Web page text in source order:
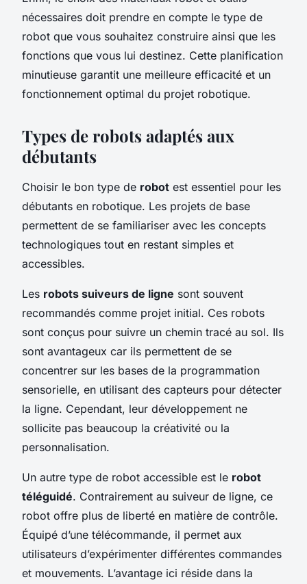
nécessaires doit prendre en compte le type de
robot que vous souhaitez construire ainsi que les
fonctions que vous lui destinez. Cette planification
minutieuse garantit une meilleure efficacité et un
fonctionnement optimal du projet robotique.
Types de robots adaptés aux
débutants
Choisir le bon type de robot est essentiel pour les
débutants en robotique. Les projets de base
permettent de se familiariser avec les concepts
technologiques tout en restant simples et
accessibles.
Les robots suiveurs de ligne sont souvent
recommandés comme projet initial. Ces robots
sont conçus pour suivre un chemin tracé au sol. Ils
sont avantageux car ils permettent de se
concentrer sur les bases de la programmation
sensorielle, en utilisant des capteurs pour détecter
la ligne. Cependant, leur développement ne
sollicite pas beaucoup la créativité ou la
personnalisation.
Un autre type de robot accessible est le robot
téléguidé. Contrairement au suiveur de ligne, ce
robot offre plus de liberté en matière de contrôle.
Équipé d’une télécommande, il permet aux
utilisateurs d’expérimenter différentes commandes
et mouvements. L’avantage ici réside dans la